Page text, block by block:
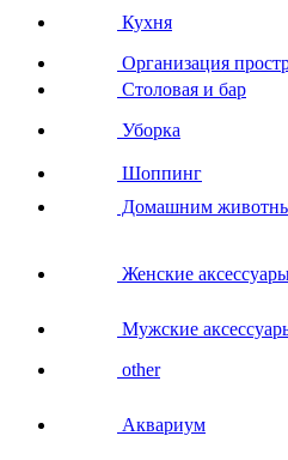
Кухня
Организация
Столовая и бар
Уборка
Шоппинг
Домашним
Женские
Мужские
other
Аквариум